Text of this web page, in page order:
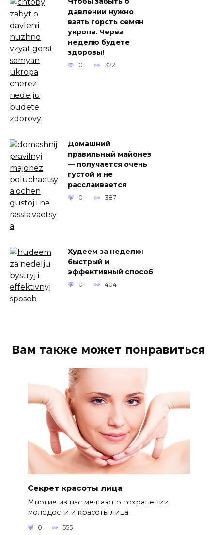
давлении нужно
взять горсть семян
укропа. Через
неделю будете
здоровы!
0 322
Домашний
правильный майонез
— получается очень
густой и не
расслаивается
0 387
Худеем за неделю:
быстрый и
эффективный способ
0 404
Вам также может понравиться
Секрет красоты лица
Многие из нас мечтают о сохранении
молодости и красоты лица.
0 555